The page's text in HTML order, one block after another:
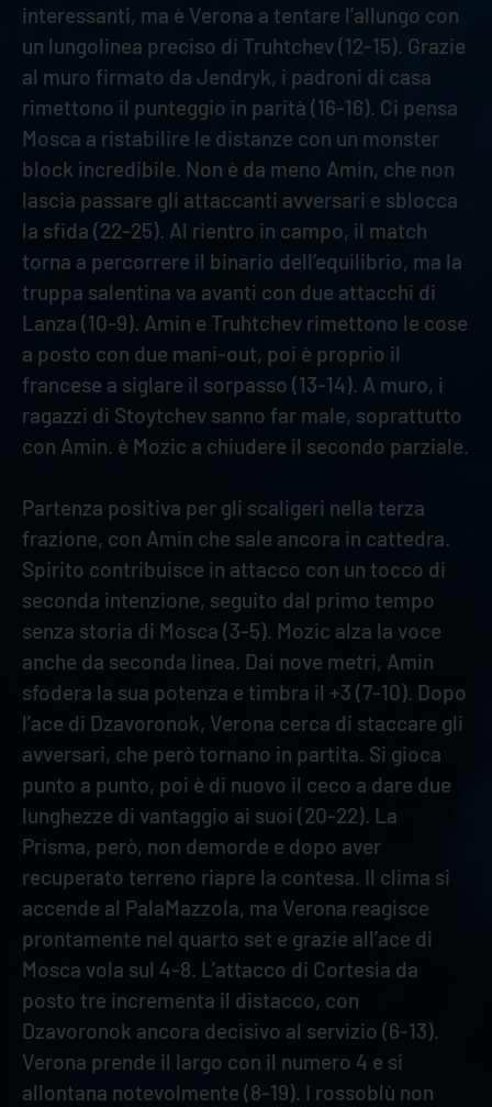
interessanti, ma è Verona a tentare l’allungo con
un lungolinea preciso di Truhtchev (12-15). Grazie
al muro firmato da Jendryk, i padroni di casa
rimettono il punteggio in parità (16-16). Ci pensa
Mosca a ristabilire le distanze con un monster
block incredibile. Non è da meno Amin, che non
lascia passare gli attaccanti avversari e sblocca
la sfida (22-25). Al rientro in campo, il match
torna a percorrere il binario dell’equilibrio, ma la
truppa salentina va avanti con due attacchi di
Lanza (10-9). Amin e Truhtchev rimettono le cose
a posto con due mani-out, poi è proprio il
francese a siglare il sorpasso (13-14). A muro, i
ragazzi di Stoytchev sanno far male, soprattutto
con Amin. è Mozic a chiudere il secondo parziale.
Partenza positiva per gli scaligeri nella terza
frazione, con Amin che sale ancora in cattedra.
Spirito contribuisce in attacco con un tocco di
seconda intenzione, seguito dal primo tempo
senza storia di Mosca (3-5). Mozic alza la voce
anche da seconda linea. Dai nove metri, Amin
sfodera la sua potenza e timbra il +3 (7-10). Dopo
l’ace di Dzavoronok, Verona cerca di staccare gli
avversari, che però tornano in partita. Si gioca
punto a punto, poi è di nuovo il ceco a dare due
lunghezze di vantaggio ai suoi (20-22). La
Prisma, però, non demorde e dopo aver
recuperato terreno riapre la contesa. Il clima si
accende al PalaMazzola, ma Verona reagisce
prontamente nel quarto set e grazie all’ace di
Mosca vola sul 4-8. L’attacco di Cortesia da
posto tre incrementa il distacco, con
Dzavoronok ancora decisivo al servizio (6-13).
Verona prende il largo con il numero 4 e si
allontana notevolmente (8-19). I rossoblù non